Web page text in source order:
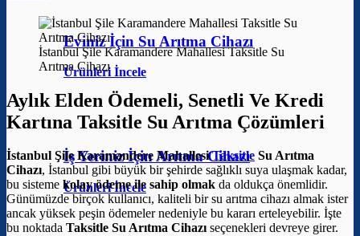
Eviniz İçin Su Arıtma Cihazı
Ürünleri İncele
İş Yeriniz İçin Arıtma Cihazı
Ürünleri İncele
İstanbul Şile Karamandere Mahallesi Taksitle Su
Arıtma Cihazı
Aylık Elden Ödemeli, Senetli Ve Kredi
Kartına Taksitle Su Arıtma Çözümleri
İstanbul Şile Karamandere MahallesiTaksitle Su Arıtma
Cihazı, İstanbul gibi büyük bir şehirde sağlıklı suya ulaşmak kadar,
bu sisteme kolay ödeme ile sahip olmak da oldukça önemlidir.
Günümüzde birçok kullanıcı, kaliteli bir su arıtma cihazı almak ister
ancak yüksek peşin ödemeler nedeniyle bu kararı erteleyebilir. İşte
bu noktada Taksitle Su Arıtma Cihazıseçenekleri devreye girer.